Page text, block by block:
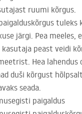
ruumi kõrgus.
tuleks
järgi. Pea meeles,
kasutaja peast veidi
Hea lahendus
duši kõrgust
seada.
paigaldus